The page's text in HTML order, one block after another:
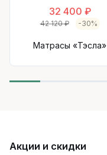
32 400 ₽
42 120 ₽ -30%
Матрасы «Тэсла»
Акции и скидки